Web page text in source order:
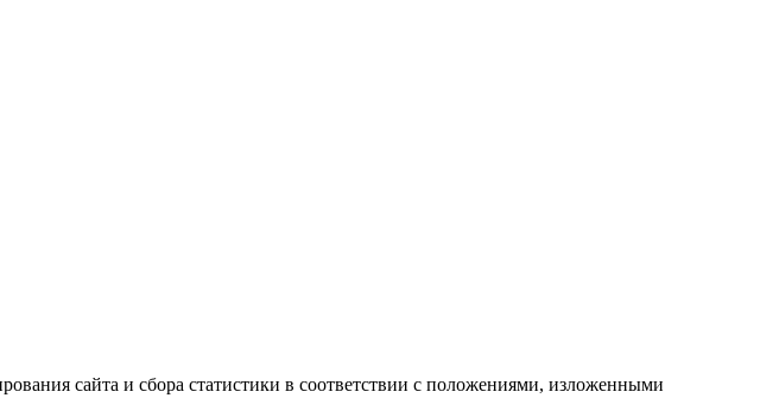
сайта и сбора статистики в соответствии с положениями, изложенными